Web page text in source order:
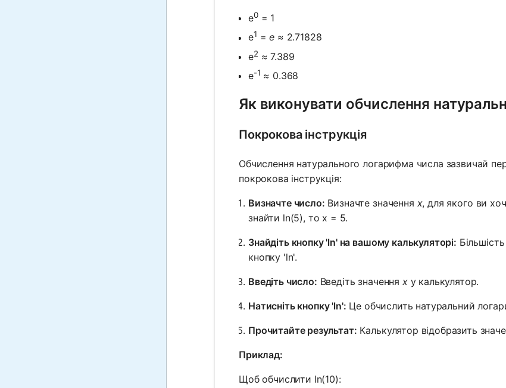
e0= 1
e1 =e ≈ 2.71828
e2≈ 7.389
e-1 ≈ 0.368
Як виконувати обчислення
Покрокова інструкція
Обчислення натурального логарифма числа зазвичай
покрокова інструкція:
Визначте число: Визначте значення x, для якого ви
знайти ln(5), то x = 5.
Знайдіть кнопку 'ln' на вашому калькуляторі:
кнопку 'ln'.
Введіть число: Введіть значення xу калькулятор.
Натисніть кнопку 'ln': Це обчислить натуральний
Прочитайте результат: Калькулятор відобразить
Приклад:
Щоб обчислити ln(10):